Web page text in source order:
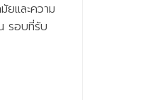
และความ
รอบที่รับ